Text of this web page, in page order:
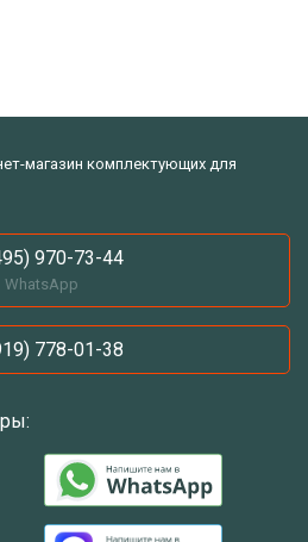
магазин комплектующих для
970-73-44
WhatsApp
778-01-38